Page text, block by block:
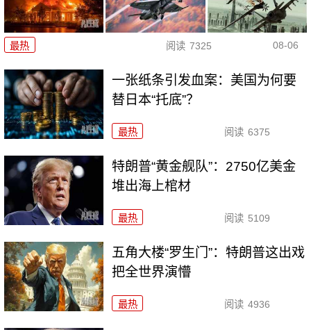
最热 阅读 7325 08-06
一张纸条引发血案：美国为何要
替日本“托底”？
最热 阅读 6375
特朗普“黄金舰队”：2750亿美金
堆出海上棺材
最热 阅读 5109
五角大楼“罗生门”：特朗普这出戏
把全世界演懵
最热 阅读 4936